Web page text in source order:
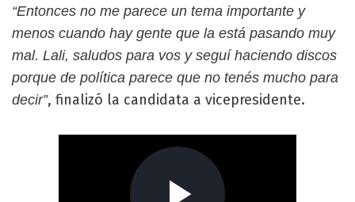
“Entonces no me parece un tema importante y
menos cuando hay gente que la está pasando muy
mal. Lali, saludos para vos y seguí haciendo discos
porque de política parece que no tenés mucho para
decir”, finalizó la candidata a vicepresidente.